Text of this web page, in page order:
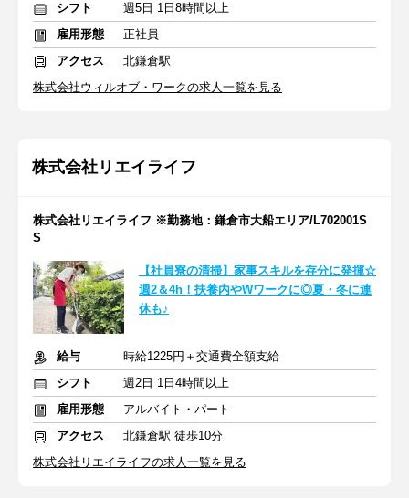
シフト
週5日 1日8時間以上
雇用形態
正社員
アクセス
北鎌倉駅
株式会社ウィルオブ・ワークの求人一覧を見る
株式会社リエイライフ
株式会社リエイライフ ※勤務地：鎌倉市大船エリア/L702001S
S
【社員寮の清掃】家事スキルを存分に発揮☆
週2＆4h！扶養内やWワークに◎夏・冬に連
休も♪
給与
時給1225円＋交通費全額支給
シフト
週2日 1日4時間以上
雇用形態
アルバイト・パート
アクセス
北鎌倉駅 徒歩10分
株式会社リエイライフの求人一覧を見る